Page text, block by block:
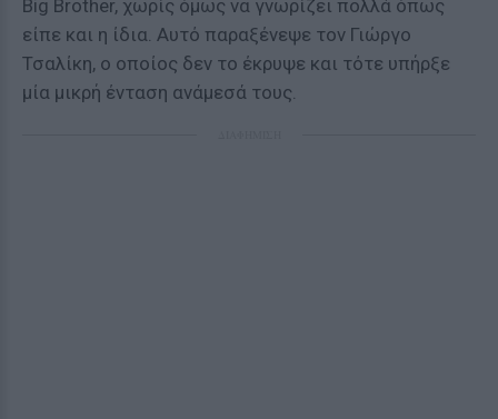
Big Brother, χωρίς όμως να γνωρίζει πολλά όπως
είπε και η ίδια. Αυτό παραξένεψε τον Γιώργο
Τσαλίκη, ο οποίος δεν το έκρυψε και τότε υπήρξε
μία μικρή ένταση ανάμεσά τους.